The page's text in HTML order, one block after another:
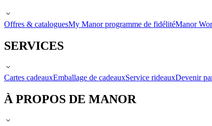
Offres & cataloguesMy Manor programme de fidélitéManor
SERVICES
Cartes cadeauxEmballage de cadeauxService rideauxDevenir
À PROPOS DE MANOR